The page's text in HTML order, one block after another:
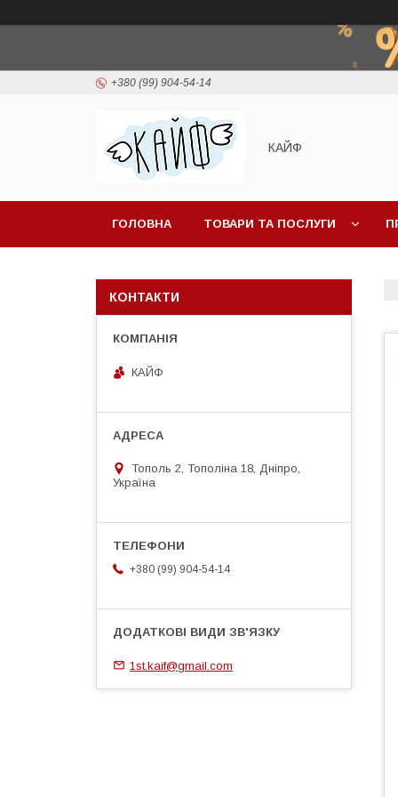
+380 (99) 904-54-14
КАЙФ
ГОЛОВНА ТОВАРИ ТА ПОСЛУГИ
КОНТАКТИ
КАЙФ
Тополь 2, Тополіна 18, Дніпро,
Україна
+380 (99) 904-54-14
1st.kaif@gmail.com